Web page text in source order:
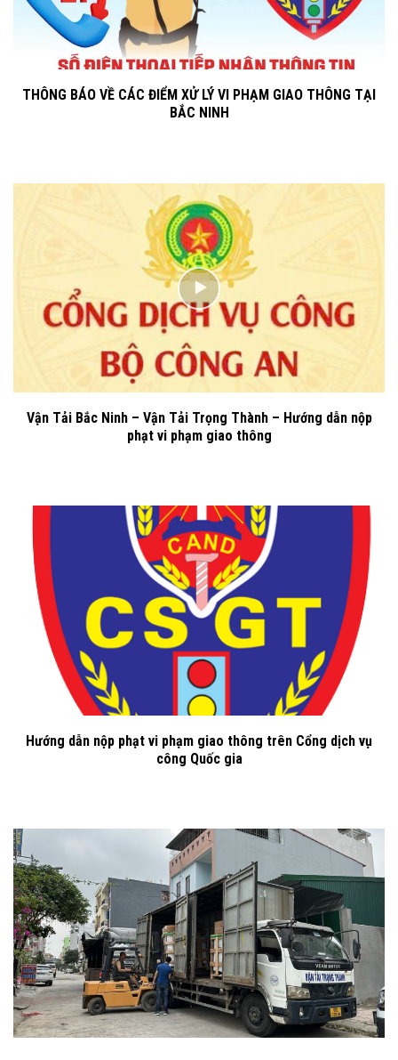
THÔNG BÁO VỀ CÁC ĐIỂM XỬ LÝ VI PHẠM GIAO THÔNG TẠI
BẮC NINH
Vận Tải Bắc Ninh – Vận Tải Trọng Thành – Hướng dẫn nộp
phạt vi phạm giao thông
Hướng dẫn nộp phạt vi phạm giao thông trên Cổng dịch vụ
công Quốc gia